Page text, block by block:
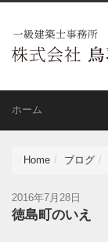
ホーム
Home ブログ
2016年7月28日
徳島町のいえ